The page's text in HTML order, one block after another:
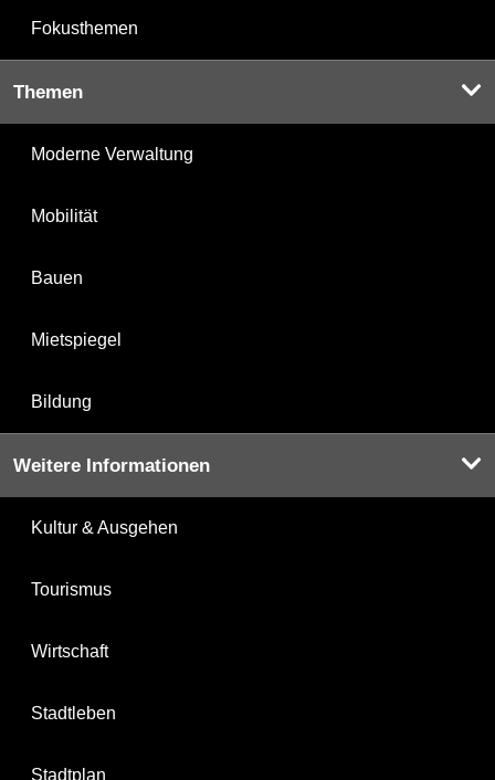
Fokusthemen
Themen
Moderne Verwaltung
Mobilität
Bauen
Mietspiegel
Bildung
Weitere Informationen
Kultur & Ausgehen
Tourismus
Wirtschaft
Stadtleben
Stadtplan